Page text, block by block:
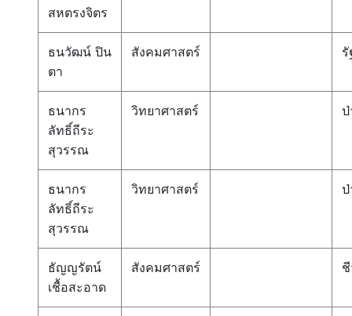
สหตรงจิตร
ธนวัฒน์ ปิน
ตา
สังคมศาสตร์
ธนากร
ลัทธิ์ถีระ
สุวรรณ
วิทยาศาสตร์ ป่
ธนากร
ลัทธิ์ถีระ
สุวรรณ
วิทยาศาสตร์ ป่
ธัญญรัตน์
เชื้อสะอาด
สังคมศาสตร์